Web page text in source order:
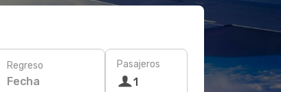
Regreso
Fecha
Pasajeros
1